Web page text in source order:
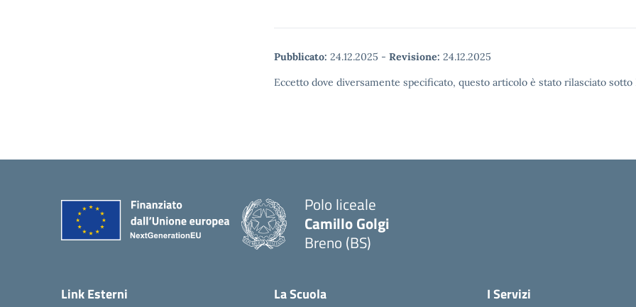
Pubblicato: 24.12.2025 - Revisione: 24.12.2025
Eccetto dove diversamente specificato, questo articolo è stato rilasciato
Polo liceale
Camillo Golgi
Breno (BS)
Link Esterni La Scuola I Servizi